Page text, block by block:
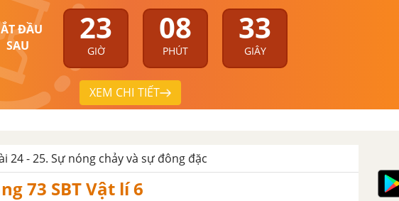
ĐẦU
SAU
23
GIỜ
08
PHÚT
31
GIÂY
XEM CHI TIẾT
24 - 25. Sự nóng chảy và sự đông đặc
73 SBT Vật lí 6